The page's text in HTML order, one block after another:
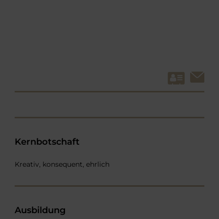
Kernbotschaft
Kreativ, konsequent, ehrlich
Ausbildung